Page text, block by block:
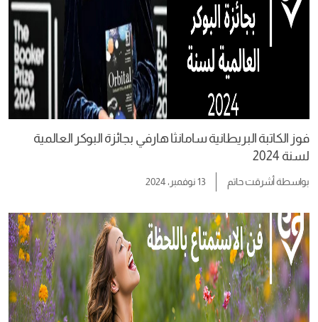
فوز الكاتبة البريطانية سامانثا هارفي بجائزة البوكر العالمية
لسنة 2024
بواسطةأشرقت حاتم 13 نوفمبر، 2024